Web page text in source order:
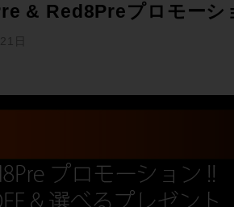
& Red8Preプロモーシ
日